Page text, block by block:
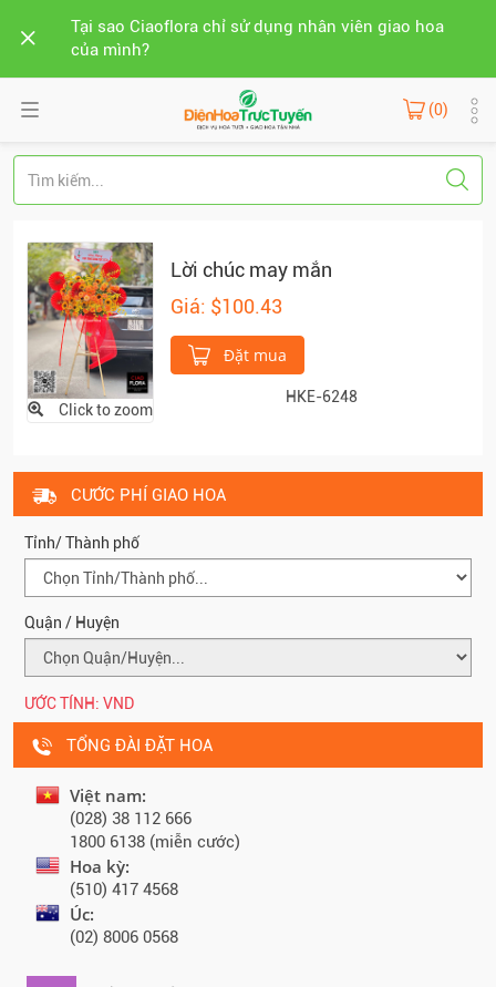
Tại sao Ciaoflora chỉ sử dụng nhân viên giao hoa
của mình?
(0)
Click to zoom
Lời chúc may mắn
Giá: $100.43
Đặt mua
HKE-6248
CƯỚC PHÍ GIAO HOA
Tỉnh/ Thành phố
Quận / Huyện
ƯỚC TÍNH: VND
TỔNG ĐÀI ĐẶT HOA
Việt nam:
(028) 38 112 666
1800 6138 (miễn cước)
Hoa kỳ:
(510) 417 4568
Úc:
(02) 8006 0568